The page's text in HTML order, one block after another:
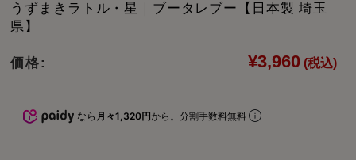
うずまきラトル・星｜ブータレブー【日本製 埼玉
県】
価格: ¥3,960 (税込)
なら 月々1,320円から。分割手数料無料